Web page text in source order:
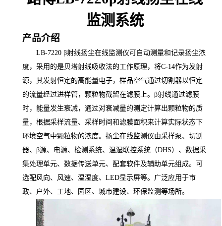
监测系统
产品介绍
LB-7220 β射线扬尘在线监测仪可自动测量和记录扬尘浓
度， 采用的是贝塔射线吸收法的工作原理，将C-14作为发射
源，其发射恒定的高能量电子，样品空气通过切割器以恒定
的流量经过进样管，颗粒物截留在滤膜上。β射线通过滤膜
时，能量发生衰减，通过对衰减量的测定计算出颗粒物的质
量，根据采样流量、采样时间和滤膜面积来计算实际状态下
环境空气中颗粒物的浓度。 扬尘在线监测仪由采样泵、切割
器、 β源、电源、检测系统、温湿联控系统（DHS）、数据采
集处理单元、数据传送单元、配套软件及辅助单元组成。可
选配风向、风速、温湿度、LED显示屏等。 广泛应用于市
政、户外、工地、园区、城市建设、环保监测等场所。